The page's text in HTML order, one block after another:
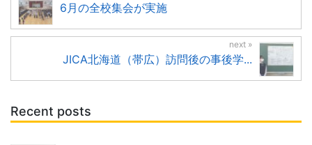
6月の全校集会が実施
JICA北海道（帯広）訪問後の事後学...
Recent posts